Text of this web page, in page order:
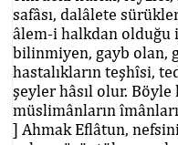
safâsı, dalâlete
âlem-i halkdan olduğu
bilinmiyen, gayb olan,
hastalıkların teşhîsi,
şeyler hâsıl olur. Böyle
müslimânların
] Ahmak Eflâtun,